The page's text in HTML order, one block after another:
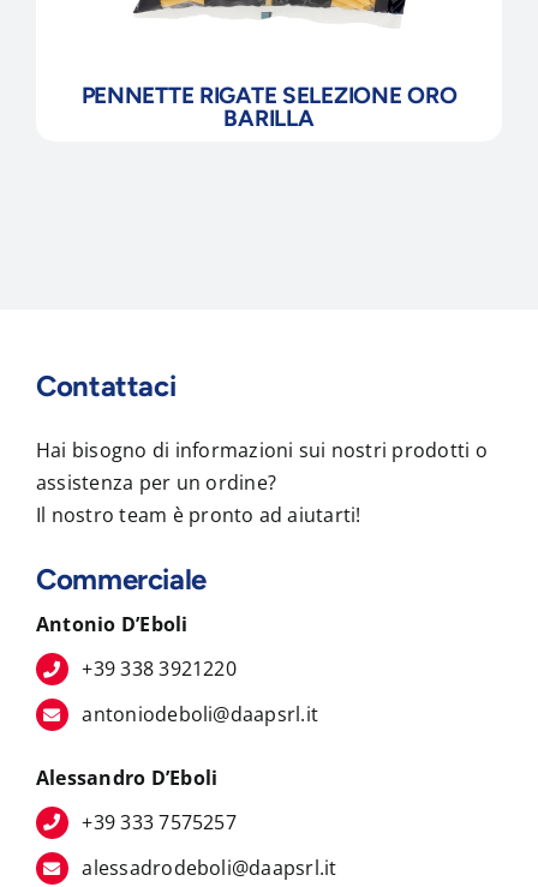
PENNETTE RIGATE SELEZIONE ORO
BARILLA
Contattaci
Hai bisogno di informazioni sui nostri prodotti o
assistenza per un ordine?
Il nostro team è pronto ad aiutarti!
Commerciale
Antonio D’Eboli
+39 338 3921220
antoniodeboli@daapsrl.it
Alessandro D’Eboli
+39 333 7575257
alessadrodeboli@daapsrl.it